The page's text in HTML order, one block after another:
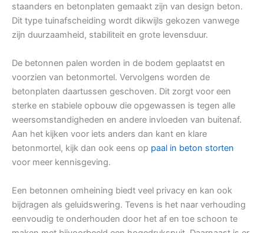
staanders en betonplaten gemaakt zijn van design beton.
Dit type tuinafscheiding wordt dikwijls gekozen vanwege
zijn duurzaamheid, stabiliteit en grote levensduur.
De betonnen palen worden in de bodem geplaatst en
voorzien van betonmortel. Vervolgens worden de
betonplaten daartussen geschoven. Dit zorgt voor een
sterke en stabiele opbouw die opgewassen is tegen alle
weersomstandigheden en andere invloeden van buitenaf.
Aan het kijken voor iets anders dan kant en klare
betonmortel, kijk dan ook eens op paal in beton storten
voor meer kennisgeving.
Een betonnen omheining biedt veel privacy en kan ook
bijdragen als geluidswering. Tevens is het naar verhouding
eenvoudig te onderhouden door het af en toe schoon te